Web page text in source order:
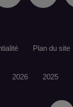
Plan du site
2026 2025